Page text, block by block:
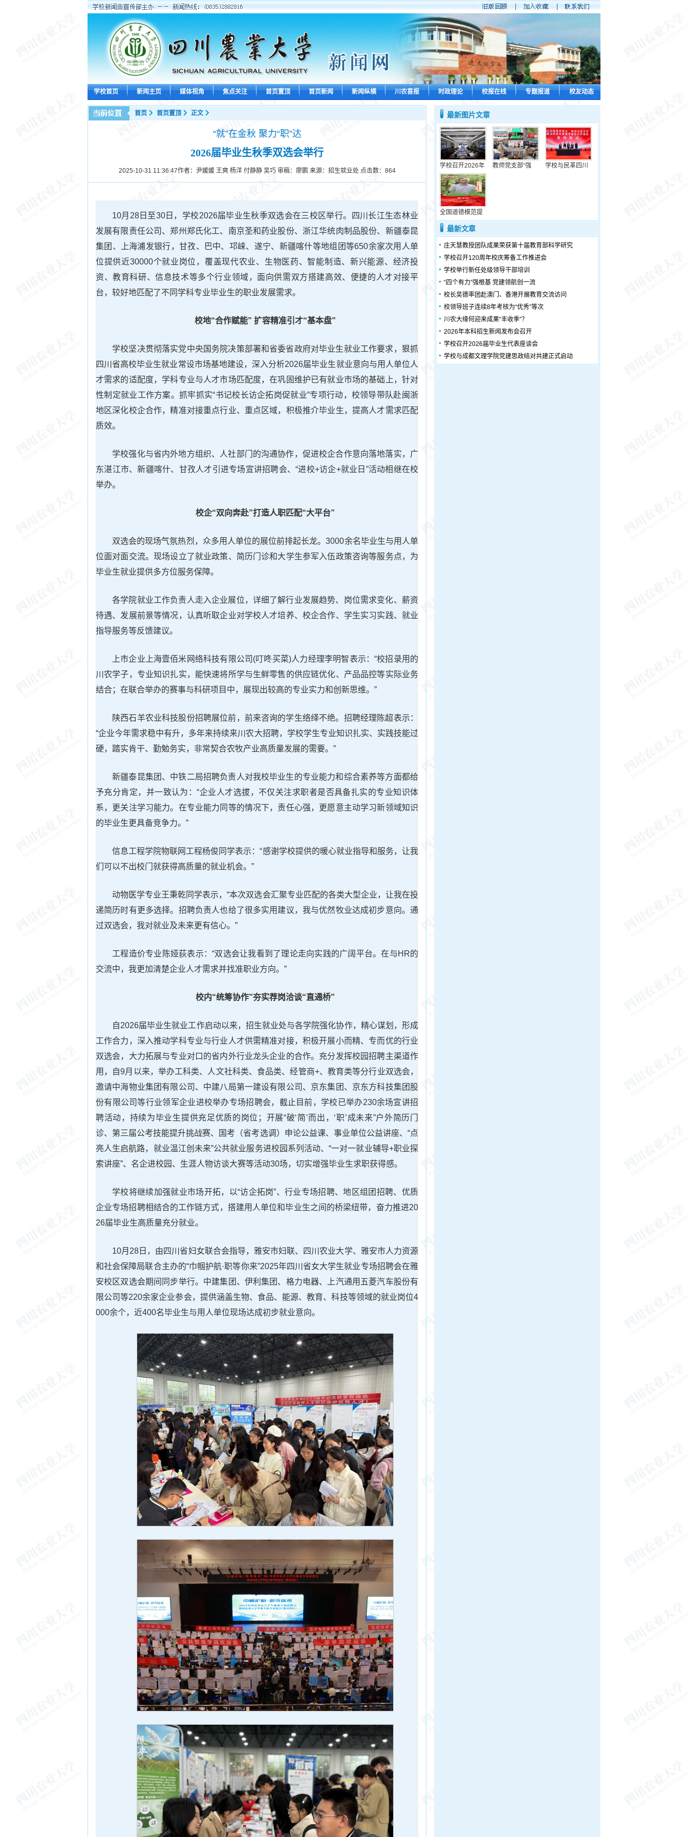
学校首页 新闻主页 媒体视角 焦点关注 首页置顶 首页新闻 新闻纵横 川农喜报 时政理论 校报在线 专题报道 校友动态
首页 首页置顶 正文
“就”在金秋 聚力“职”达
2026届毕业生秋季双选会举行
2025-10-31 11:36:47作者：尹媛媛 王爽 杨洋 付静静 吴巧 审稿：廖鹏 来源：招生就业处 点击数： 864
10月28日至30日，学校2026届毕业生秋季双选会在三校区举行。四川长江生态林业
发展有限责任公司、郑州郑氏化工、南京圣和药业股份、浙江华统肉制品股份、新疆泰昆
集团、上海浦发银行，甘孜、巴中、邛崃、遂宁、新疆喀什等地组团等650余家次用人单
位提供近30000个就业岗位，覆盖现代农业、生物医药、智能制造、新兴能源、经济投
资、教育科研、信息技术等多个行业领域，面向供需双方搭建高效、便捷的人才对接平
台，较好地匹配了不同学科专业毕业生的职业发展需求。
校地“合作赋能” 扩容精准引才“基本盘”
学校坚决贯彻落实党中央国务院决策部署和省委省政府对毕业生就业工作要求，狠抓
四川省高校毕业生就业常设市场基地建设，深入分析2026届毕业生就业意向与用人单位人
才需求的适配度，学科专业与人才市场匹配度，在巩固维护已有就业市场的基础上，针对
性制定就业工作方案。抓牢抓实“书记校长访企拓岗促就业”专项行动，校领导带队赴闽浙
地区深化校企合作，精准对接重点行业、重点区域，积极推介毕业生，提高人才需求匹配
质效。
学校强化与省内外地方组织、人社部门的沟通协作，促进校企合作意向落地落实，广
东湛江市、新疆喀什、甘孜人才引进专场宣讲招聘会、“进校+访企+就业日”活动相继在校
举办。
校企“双向奔赴”打造人职匹配“大平台”
双选会的现场气氛热烈，众多用人单位的展位前排起长龙。3000余名毕业生与用人单
位面对面交流。现场设立了就业政策、简历门诊和大学生参军入伍政策咨询等服务点，为
毕业生就业提供多方位服务保障。
各学院就业工作负责人走入企业展位，详细了解行业发展趋势、岗位需求变化、薪资
待遇、发展前景等情况，认真听取企业对学校人才培养、校企合作、学生实习实践、就业
指导服务等反馈建议。
上市企业上海壹佰米网络科技有限公司(叮咚买菜)人力经理李明智表示：“校招录用的
川农学子，专业知识扎实，能快速将所学与生鲜零售的供应链优化、产品品控等实际业务
结合；在联合举办的赛事与科研项目中，展现出较高的专业实力和创新思维。”
陕西石羊农业科技股份招聘展位前，前来咨询的学生络绎不绝。招聘经理陈超表示：
“企业今年需求稳中有升，多年来持续来川农大招聘，学校学生专业知识扎实、实践技能过
硬，踏实肯干、勤勉务实，非常契合农牧产业高质量发展的需要。”
新疆泰昆集团、中铁二局招聘负责人对我校毕业生的专业能力和综合素养等方面都给
予充分肯定，并一致认为：“企业人才选拔，不仅关注求职者是否具备扎实的专业知识体
系，更关注学习能力。在专业能力同等的情况下，责任心强，更愿意主动学习新领域知识
的毕业生更具备竞争力。”
信息工程学院物联网工程杨俊同学表示：“感谢学校提供的暖心就业指导和服务，让我
们可以不出校门就获得高质量的就业机会。”
动物医学专业王秉乾同学表示，“本次双选会汇聚专业匹配的各类大型企业，让我在投
递简历时有更多选择。招聘负责人也给了很多实用建议，我与优然牧业达成初步意向。通
过双选会，我对就业及未来更有信心。”
工程造价专业陈娅荻表示：“双选会让我看到了理论走向实践的广阔平台。在与HR的
交流中，我更加清楚企业人才需求并找准职业方向。”
校内“统筹协作”夯实荐岗洽谈“直通桥”
自2026届毕业生就业工作启动以来，招生就业处与各学院强化协作，精心谋划，形成
工作合力，深入推动学科专业与行业人才供需精准对接，积极开展小而精、专而优的行业
双选会，大力拓展与专业对口的省内外行业龙头企业的合作。充分发挥校园招聘主渠道作
用，自9月以来，举办工科类、人文社科类、食品类、经管商+、教育类等分行业双选会，
邀请中海物业集团有限公司、中建八局第一建设有限公司、京东集团、京东方科技集团股
份有限公司等行业领军企业进校举办专场招聘会，截止目前，学校已举办230余场宣讲招
聘活动，持续为毕业生提供充足优质的岗位；开展“破‘简’而出，‘职’成未来”户外简历门
诊、第三届公考技能提升挑战赛、国考（省考选调）申论公益课、事业单位公益讲座、“点
亮人生启航路，就业温江创未来”公共就业服务进校园系列活动、“一对一就业辅导+职业探
索讲座”、名企进校园、生涯人物访谈大赛等活动30场，切实增强毕业生求职获得感。
学校将继续加强就业市场开拓，以“访企拓岗”、行业专场招聘、地区组团招聘、优质
企业专场招聘相结合的工作链方式，搭建用人单位和毕业生之间的桥梁纽带，奋力推进20
26届毕业生高质量充分就业。
10月28日，由四川省妇女联合会指导，雅安市妇联、四川农业大学、雅安市人力资源
和社会保障局联合主办的“巾帼护航·职等你来”2025年四川省女大学生就业专场招聘会在雅
安校区双选会期间同步举行。中建集团、伊利集团、格力电器、上汽通用五菱汽车股份有
限公司等220余家企业参会，提供涵盖生物、食品、能源、教育、科技等领域的就业岗位4
000余个，近400名毕业生与用人单位现场达成初步就业意向。
最新图片文章
学校召开2026年 教师党支部“强 学校与民革四川
全国道德模范提
最新文章
庄天慧教授团队成果荣获第十届教育部科学研究
学校召开120周年校庆筹备工作推进会
学校举行新任处级领导干部培训
“四个有力”强根基 党建领航创一流
校长吴德率团赴澳门、香港开展教育交流访问
校领导班子连续8年考核为“优秀”等次
川农大缘何迎来成果“丰收季”？
2026年本科招生新闻发布会召开
学校召开2026届毕业生代表座谈会
学校与成都文理学院党建思政结对共建正式启动